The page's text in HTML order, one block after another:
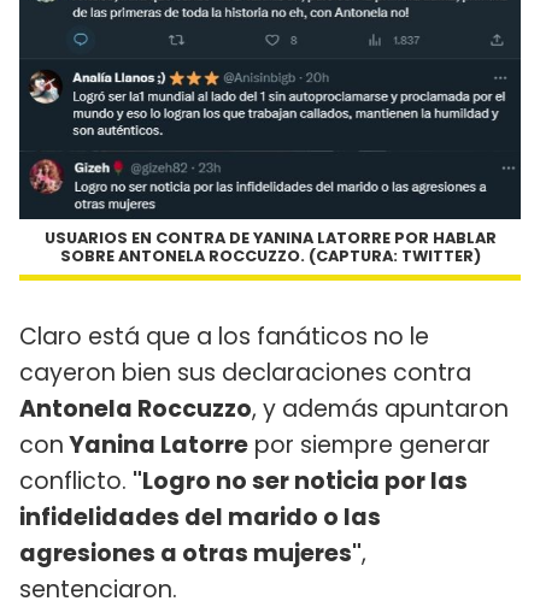
USUARIOS EN CONTRA DE YANINA LATORRE POR HABLAR
SOBRE ANTONELA ROCCUZZO. (CAPTURA: TWITTER)
Claro está que a los fanáticos no le
cayeron bien sus declaraciones contra
Antonela Roccuzzo, y además apuntaron
conYanina Latorre por siempre generar
conflicto. "Logro no ser noticia por las
infidelidades del marido o las
agresiones a otras mujeres",
sentenciaron.